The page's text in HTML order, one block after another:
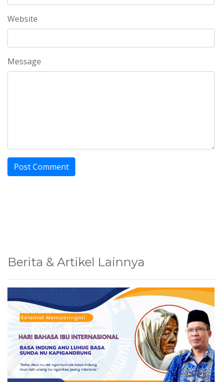
Website
Message
Berita & Artikel Lainnya